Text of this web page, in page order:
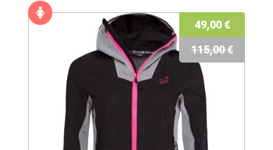
49,00 €
115,00 €